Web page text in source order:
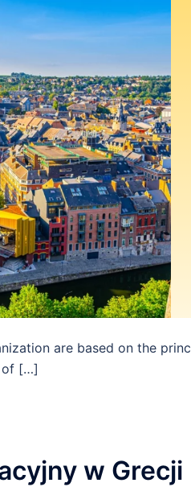
are based on the
of […]
w Grecji